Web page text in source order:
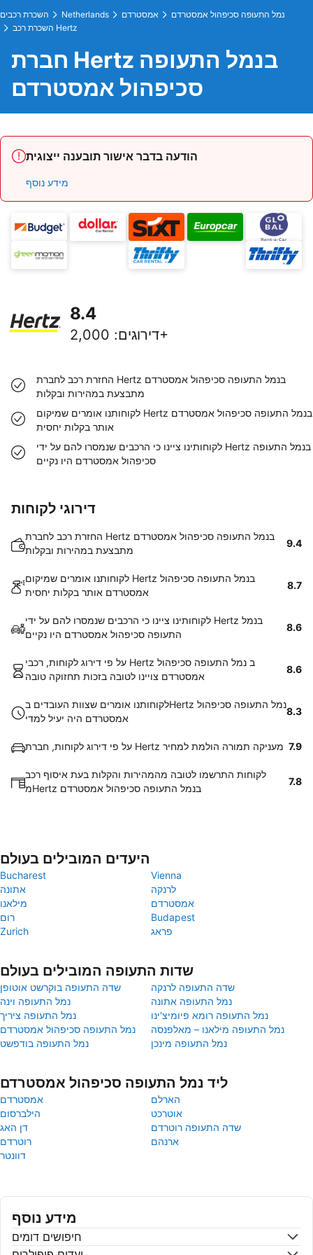
השכרת רכבים Netherlands אמסטרדם
נמל התעופה סכיפהול אמסטרדם
השכרת רכב Hertz
חברת Hertz בנמל התעופה
סכיפהול אמסטרדם
הודעה בדבר אישור תובענה ייצוגית
מידע נוסף
8.4
דירוגים: 2,000+
החזרת רכב לחברת Hertz בנמל התעופה סכיפהול אמסטרדם
מתבצעת במהירות ובקלות
לקוחותנו אומרים שמיקום Hertz בנמל התעופה סכיפהול אמסטרדם
אותר בקלות יחסית
לקוחותינו ציינו כי הרכבים שנמסרו להם על ידי Hertz בנמל התעופה
סכיפהול אמסטרדם היו נקיים
דירוגי לקוחות
החזרת רכב לחברת Hertz בנמל התעופה סכיפהול אמסטרדם
מתבצעת במהירות ובקלות
9.4
לקוחותנו אומרים שמיקום Hertz בנמל התעופה סכיפהול
אמסטרדם אותר בקלות יחסית
8.7
לקוחותינו ציינו כי הרכבים שנמסרו להם על ידי Hertz בנמל
התעופה סכיפהול אמסטרדם היו נקיים
8.6
על פי דירוג לקוחות, רכבי Hertz ב נמל התעופה סכיפהול
אמסטרדם צויינו לטובה בזכות תחזוקה טובה
8.6
לקוחותנו אומרים שצוות העובדים בHertz נמל התעופה סכיפהול
אמסטרדם היה יעיל למדי
8.3
על פי דירוג לקוחות, חברת Hertz מעניקה תמורה הולמת למחיר 7.9
לקוחות התרשמו לטובה מהמהירות והקלות בעת איסוף רכב
מHertz בנמל התעופה סכיפהול אמסטרדם
7.8
היעדים המובילים בעולם
Bucharest
Vienna
אתונה
לרנקה
מילאנו
אמסטרדם
רום
Budapest
Zurich
פראג
שדות התעופה המובילים בעולם
שדה התעופה בוקרשט אוטופן
שדה התעופה לרנקה
נמל התעופה וינה
נמל התעופה אתונה
נמל התעופה ציריך
נמל התעופה רומא פיומיצ'ינו
נמל התעופה סכיפהול אמסטרדם
נמל התעופה מילאנו – מאלפנסה
נמל התעופה בודפשט
נמל התעופה מינכן
ליד נמל התעופה סכיפהול אמסטרדם
אמסטרדם
הארלם
הילברסום
אוטרכט
דן האג
שדה התעופה רוטרדם
רוטרדם
ארנהם
דוונטר
מידע נוסף
חיפושים דומים